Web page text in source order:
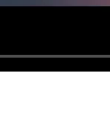
Nhà nước 6 tháng